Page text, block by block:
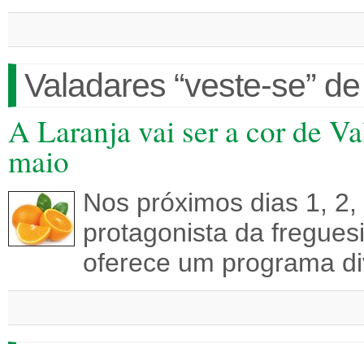
Valadares “veste-se”
A Laranja vai ser a cor de
maio
Nos próximos dias 1,
protagonista da
oferece um programa